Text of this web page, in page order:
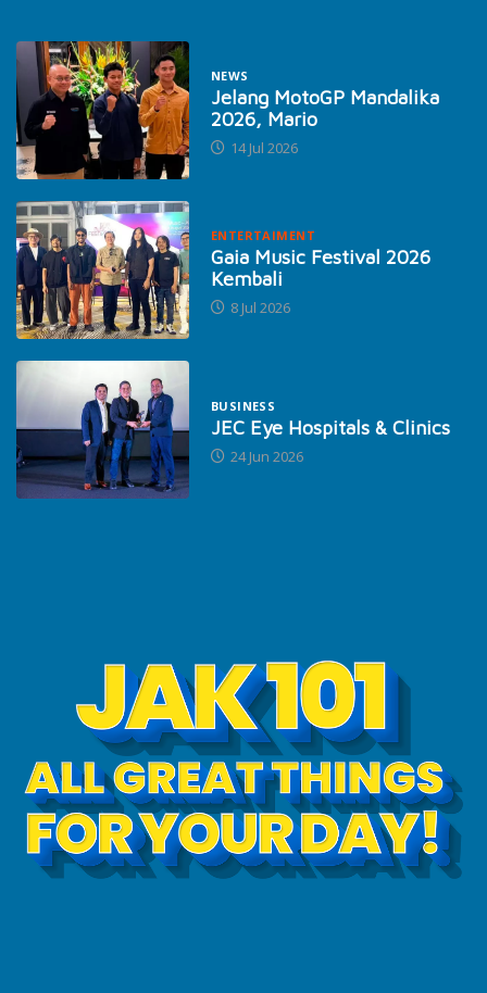
NEWS
Jelang MotoGP Mandalika
2026, Mario
14 Jul 2026
ENTERTAIMENT
Gaia Music Festival 2026
Kembali
8 Jul 2026
BUSINESS
JEC Eye Hospitals & Clinics
24 Jun 2026